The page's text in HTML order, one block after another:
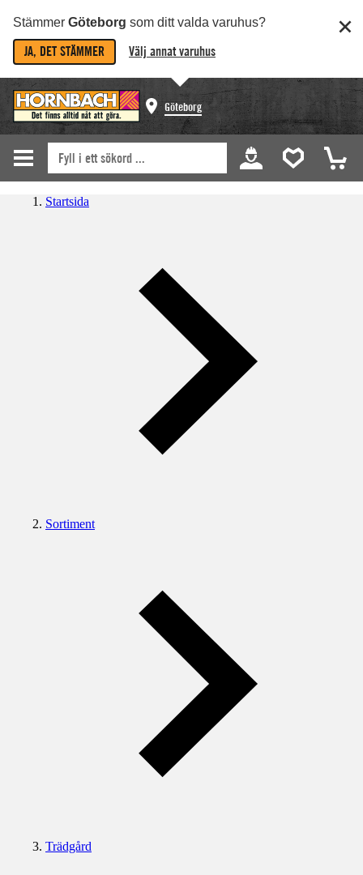
Stämmer Göteborg som ditt valda varuhus?
JA, DET STÄMMER Välj annat varuhus
Göteborg
Startsida
Sortiment
Trädgård